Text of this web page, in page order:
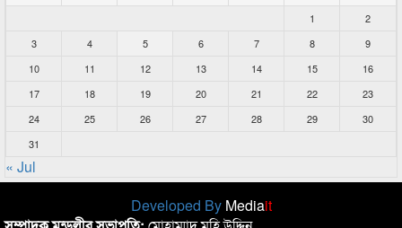
1
2
3
4 5 6 7 8
9
10
11 12 13 14 15
16
17
18 19 20 21 22
23
24
25 26 27 28 29
30
31
« Jul
Developed By Mediait